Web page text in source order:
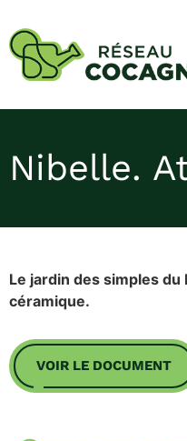
Nibelle.
Le jardin des simples
céramique.
VOIR LE DOCUMENT